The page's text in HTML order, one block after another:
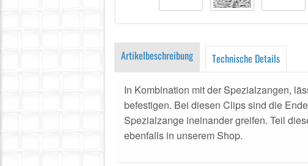
Artikelbeschreibung Technische Details
In Kombination mit der Spezialzangen,
befestigen. Bei diesen Clips sind die
Spezialzange ineinander greifen. Teil
ebenfalls in unserem Shop.